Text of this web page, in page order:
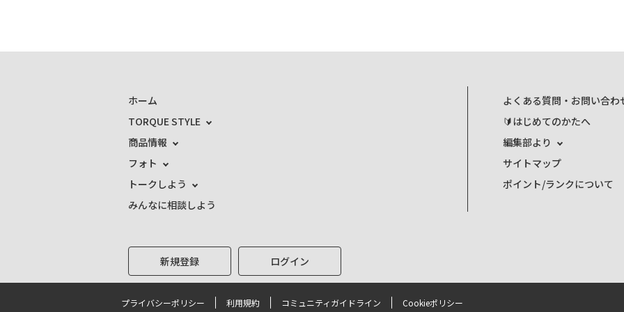
ホーム
TORQUE STYLE
商品情報
フォト
トークしよう
みんなに相談しよう
よくある質問・お問い合わ
🔰はじめてのかたへ
編集部より
サイトマップ
ポイント/ランクについて
新規登録 ログイン
プライバシーポリシー 利用規約 コミュニティガイドライン Cookieポリシー